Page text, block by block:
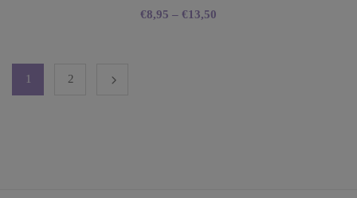
€8,95 – €13,50
1 2